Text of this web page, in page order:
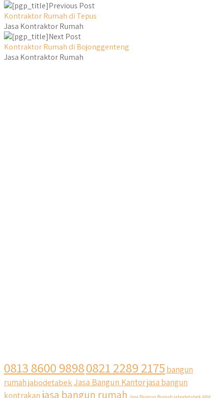
Previous Post
Kontraktor Rumah di Tepus
Jasa Kontraktor Rumah
Next Post
Kontraktor Rumah di Bojonggenteng
Jasa Kontraktor Rumah
0813 8600 98980821 2289 2175 bangun
rumahjabodetabek Jasa Bangun Kantorjasa bangun
kontrakan jasa bangun rumah Jasa Bangun Rumah jabodetabek jasa